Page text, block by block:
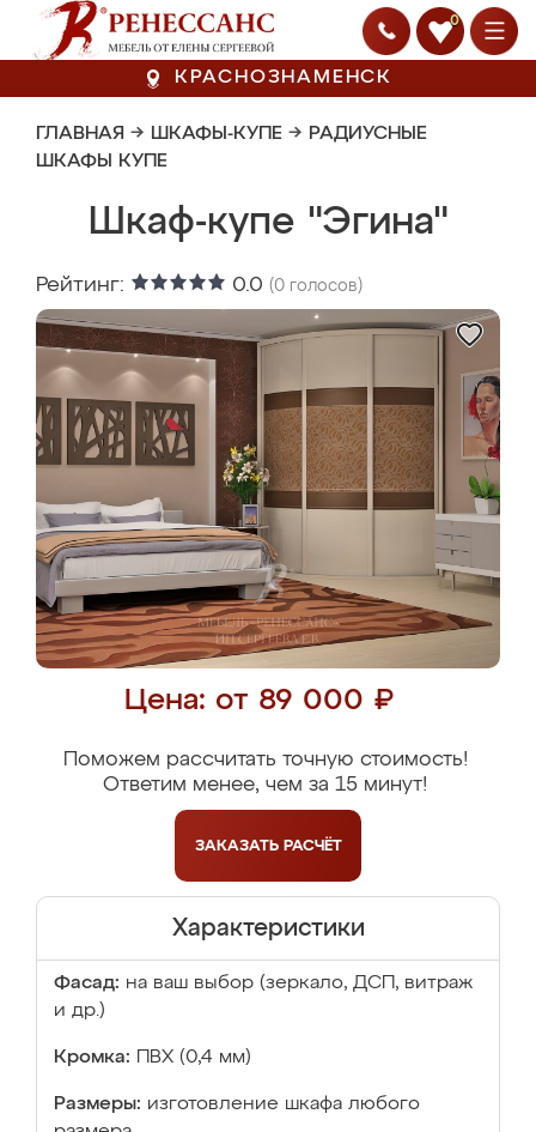
0
КРАСНОЗНАМЕНСК
ГЛАВНАЯ → ШКАФЫ-КУПЕ → РАДИУСНЫЕ
ШКАФЫ КУПЕ
Шкаф-купе "Эгина"
Рейтинг: 0.0 (0 голосов)
Цена: от 89 000 ₽
Поможем рассчитать точную стоимость!
Ответим менее, чем за 15 минут!
ЗАКАЗАТЬ РАСЧЁТ
Характеристики
Фасад: на ваш выбор (зеркало, ДСП, витраж
и др.)
Кромка: ПВХ (0,4 мм)
Размеры: изготовление шкафа любого